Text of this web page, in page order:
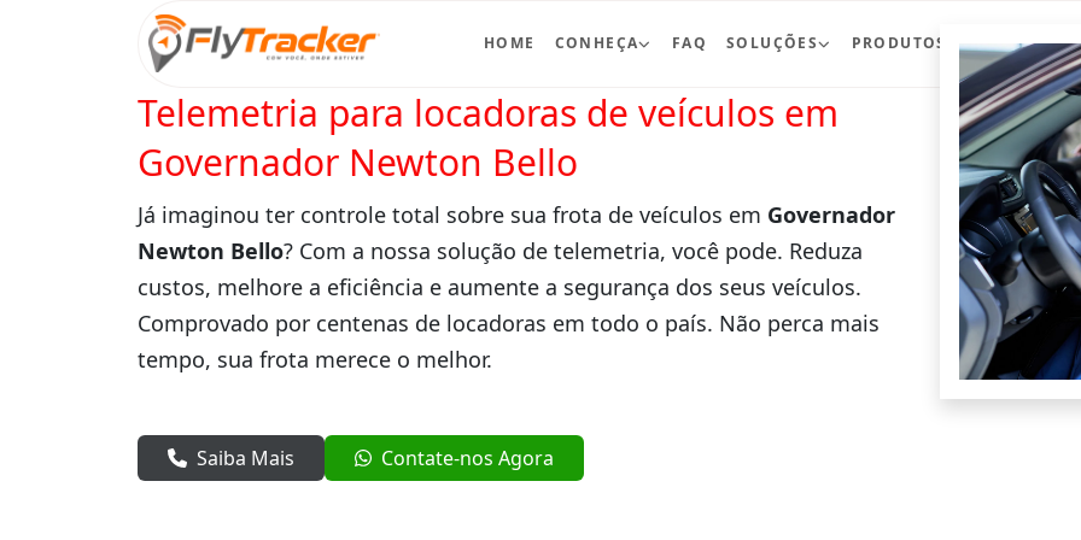
HOME CONHEÇA FAQ SOLUÇÕES PRODUTOS BLOG
Telemetria para locadoras de veículos em
Governador Newton Bello
Já imaginou ter controle total sobre sua frota de veículos em Governador
Newton Bello? Com a nossa solução de telemetria, você pode. Reduza
custos, melhore a eficiência e aumente a segurança dos seus veículos.
Comprovado por centenas de locadoras em todo o país. Não perca mais
tempo, sua frota merece o melhor.
Saiba Mais Contate-nos Agora